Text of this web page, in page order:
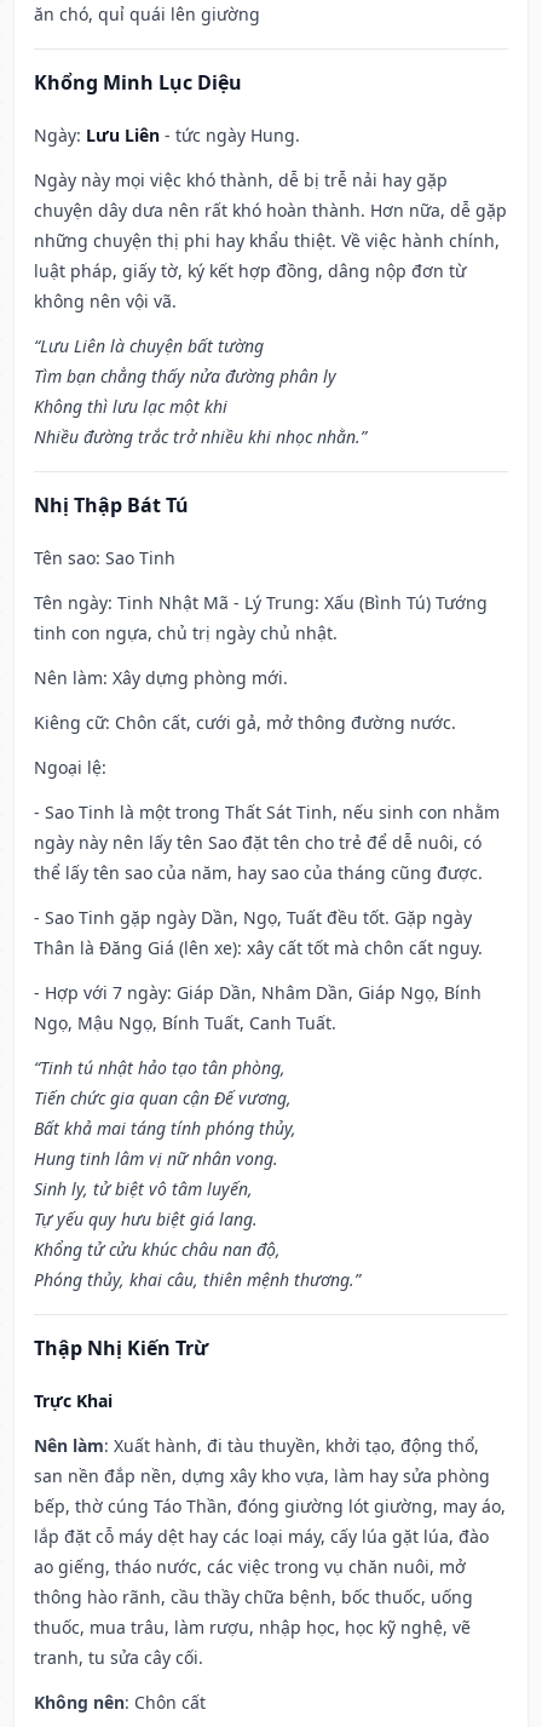
ăn chó, quỉ quái lên giường
Khổng Minh Lục Diệu
Ngày: Lưu Liên - tức ngày Hung.
Ngày này mọi việc khó thành, dễ bị trễ nải hay gặp
chuyện dây dưa nên rất khó hoàn thành. Hơn nữa, dễ gặp
những chuyện thị phi hay khẩu thiệt. Về việc hành chính,
luật pháp, giấy tờ, ký kết hợp đồng, dâng nộp đơn từ
không nên vội vã.
“Lưu Liên là chuyện bất tường
Tìm bạn chẳng thấy nửa đường phân ly
Không thì lưu lạc một khi
Nhiều đường trắc trở nhiều khi nhọc nhằn.”
Nhị Thập Bát Tú
Tên sao: Sao Tinh
Tên ngày: Tinh Nhật Mã - Lý Trung: Xấu (Bình Tú) Tướng
tinh con ngựa, chủ trị ngày chủ nhật.
Nên làm: Xây dựng phòng mới.
Kiêng cữ: Chôn cất, cưới gả, mở thông đường nước.
Ngoại lệ:
- Sao Tinh là một trong Thất Sát Tinh, nếu sinh con nhằm
ngày này nên lấy tên Sao đặt tên cho trẻ để dễ nuôi, có
thể lấy tên sao của năm, hay sao của tháng cũng được.
- Sao Tinh gặp ngày Dần, Ngọ, Tuất đều tốt. Gặp ngày
Thân là Đăng Giá (lên xe): xây cất tốt mà chôn cất nguy.
- Hợp với 7 ngày: Giáp Dần, Nhâm Dần, Giáp Ngọ, Bính
Ngọ, Mậu Ngọ, Bính Tuất, Canh Tuất.
“Tinh tú nhật hảo tạo tân phòng,
Tiến chức gia quan cận Đế vương,
Bất khả mai táng tính phóng thủy,
Hung tinh lâm vị nữ nhân vong.
Sinh ly, tử biệt vô tâm luyến,
Tự yếu quy hưu biệt giá lang.
Khổng tử cửu khúc châu nan độ,
Phóng thủy, khai câu, thiên mệnh thương.”
Thập Nhị Kiến Trừ
Trực Khai
Nên làm: Xuất hành, đi tàu thuyền, khởi tạo, động thổ,
san nền đắp nền, dựng xây kho vựa, làm hay sửa phòng
bếp, thờ cúng Táo Thần, đóng giường lót giường, may áo,
lắp đặt cỗ máy dệt hay các loại máy, cấy lúa gặt lúa, đào
ao giếng, tháo nước, các việc trong vụ chăn nuôi, mở
thông hào rãnh, cầu thầy chữa bệnh, bốc thuốc, uống
thuốc, mua trâu, làm rượu, nhập học, học kỹ nghệ, vẽ
tranh, tu sửa cây cối.
Không nên: Chôn cất